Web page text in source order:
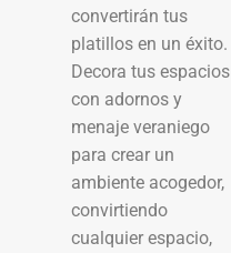
convertirán tus
platillos en un éxito.
Decora tus espacios
con adornos y
menaje veraniego
para crear un
ambiente acogedor,
convirtiendo
cualquier espacio,